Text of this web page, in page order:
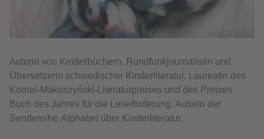
Autorin von Kinderbüchern, Rundfunkjournalistin und
Übersetzerin schwedischer Kinderliteratur. Laureatin des
Kornel-Makuszyński-Literaturpreises und des Preises
Buch des Jahres für die Leseförderung. Autorin der
Sendereihe Alphabet über Kinderliteratur.